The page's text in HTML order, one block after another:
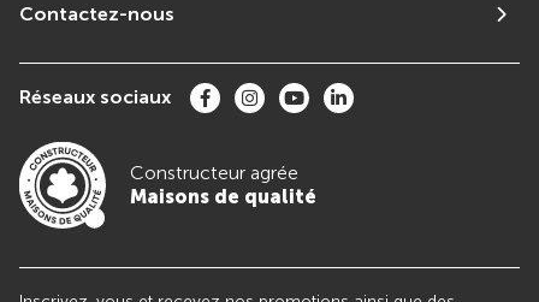
Contactez-nous
Réseaux sociaux
Constructeur agrée
Maisons de qualité